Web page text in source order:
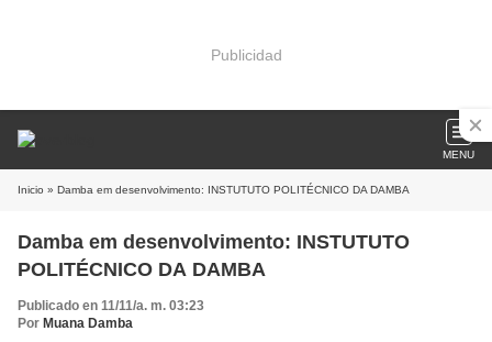
Publicidad
MENU
Inicio » Damba em desenvolvimento: INSTUTUTO POLITÉCNICO DA DAMBA
Damba em desenvolvimento: INSTUTUTO
POLITÉCNICO DA DAMBA
Publicado en 11/11/a. m. 03:23
Por Muana Damba